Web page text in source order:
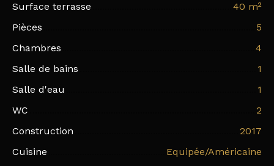
Surface terrasse
40 m²
Pièces
5
Chambres
4
Salle de bains
1
Salle d'eau
1
WC
2
Construction
2017
Cuisine
Equipée/Américaine